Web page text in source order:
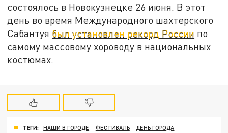
состоялось в Новокузнецке 26 июня. В этот
день во время Международного шахтерского
Сабантуя был установлен рекорд России по
самому массовому хороводу в национальных
костюмах.
ТЕГИ: НАШИ В ГОРОДЕ ФЕСТИВАЛЬ
ДЕНЬ ГОРОДА